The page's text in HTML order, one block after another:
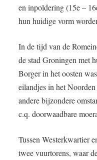
en inpoldering (15e –
hun huidige vorm
In de tijd van de
de stad Groningen met
Borger in het oosten
eilandjes in het
andere bijzondere
c.q. doorwaadbare
Tussen Westerkwartier
twee vuurtorens, waar